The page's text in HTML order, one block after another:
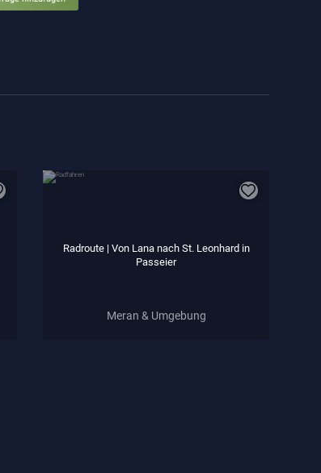
Radroute | Von Lana nach St. Leonhard in
Passeier
Meran & Umgebung